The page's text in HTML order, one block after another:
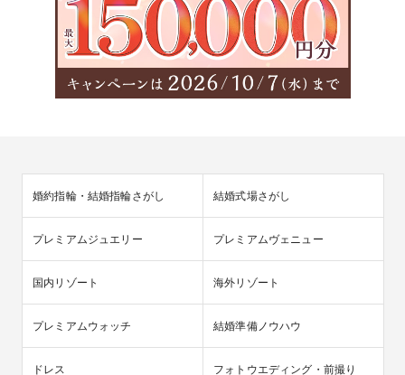
婚約指輪・結婚指輪さがし 結婚式場さがし
プレミアムジュエリー プレミアムヴェニュー
国内リゾート 海外リゾート
プレミアムウォッチ 結婚準備ノウハウ
ドレス フォトウエディング・前撮り